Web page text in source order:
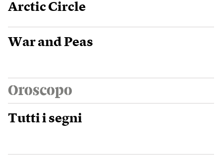
Arctic Circle
War and Peas
Oroscopo
Tutti i segni